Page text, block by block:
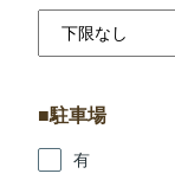
駐車場
有